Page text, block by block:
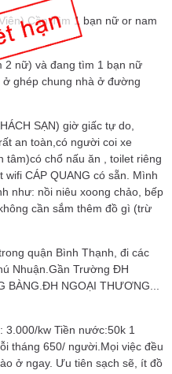
Cần Tìm 1 bạn nữ or nam
2 nữ) và đang tìm 1 bạn nữ
ở ghép chung nhà ở đường
SẠN) giờ giấc tự do,
an toàn,có người coi xe
tâm)có chổ nấu ăn , toilet riêng
CÁP QUANG có sẵn. Mình
như: nồi niêu xoong chảo, bếp
cần sắm thêm đồ gì (trừ
quận Bình Thạnh, đi các
Nhuận.Gần Trường ĐH
BÀNG.ĐH NGOẠI THƯƠNG...
3.000/kw Tiền nước:50k 1
tháng 650/ người.Mọi việc đều
ở ngay. Ưu tiên sạch sẽ, ít đồ